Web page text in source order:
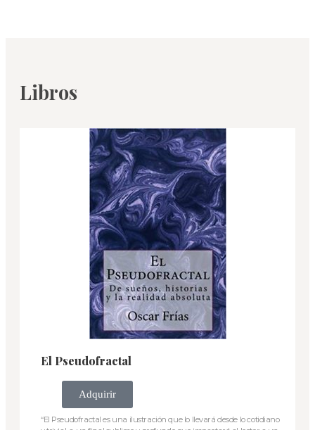
Libros
El Pseudofractal
Adquirir
“El Pseudofractal es una ilustración que lo llevará desde lo cotidiano